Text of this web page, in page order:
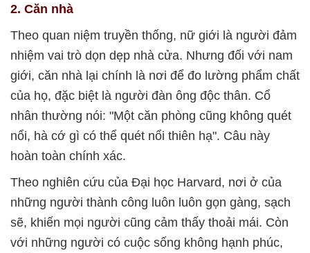
2. Căn nhà
Theo quan niệm truyền thống, nữ giới là người đảm
nhiệm vai trò dọn dẹp nhà cửa. Nhưng đối với nam
giới, căn nhà lại chính là nơi để đo lường phẩm chất
của họ, đặc biệt là người đàn ông độc thân. Cổ
nhân thường nói: "Một căn phòng cũng không quét
nổi, hà cớ gì có thể quét nổi thiên hạ". Câu này
hoàn toàn chính xác.
Theo nghiên cứu của Đại học Harvard, nơi ở của
những người thành công luôn luôn gọn gàng, sạch
sẽ, khiến mọi người cũng cảm thấy thoải mái. Còn
với những người có cuộc sống không hạnh phúc,